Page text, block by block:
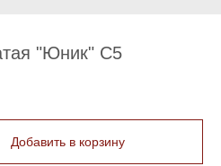
"Юник" С5
Добавить в корзину